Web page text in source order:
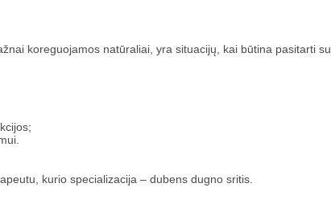
koreguojamos natūraliai, yra situacijų, kai būtina pasitarti su
kurio specializacija – dubens dugno sritis.